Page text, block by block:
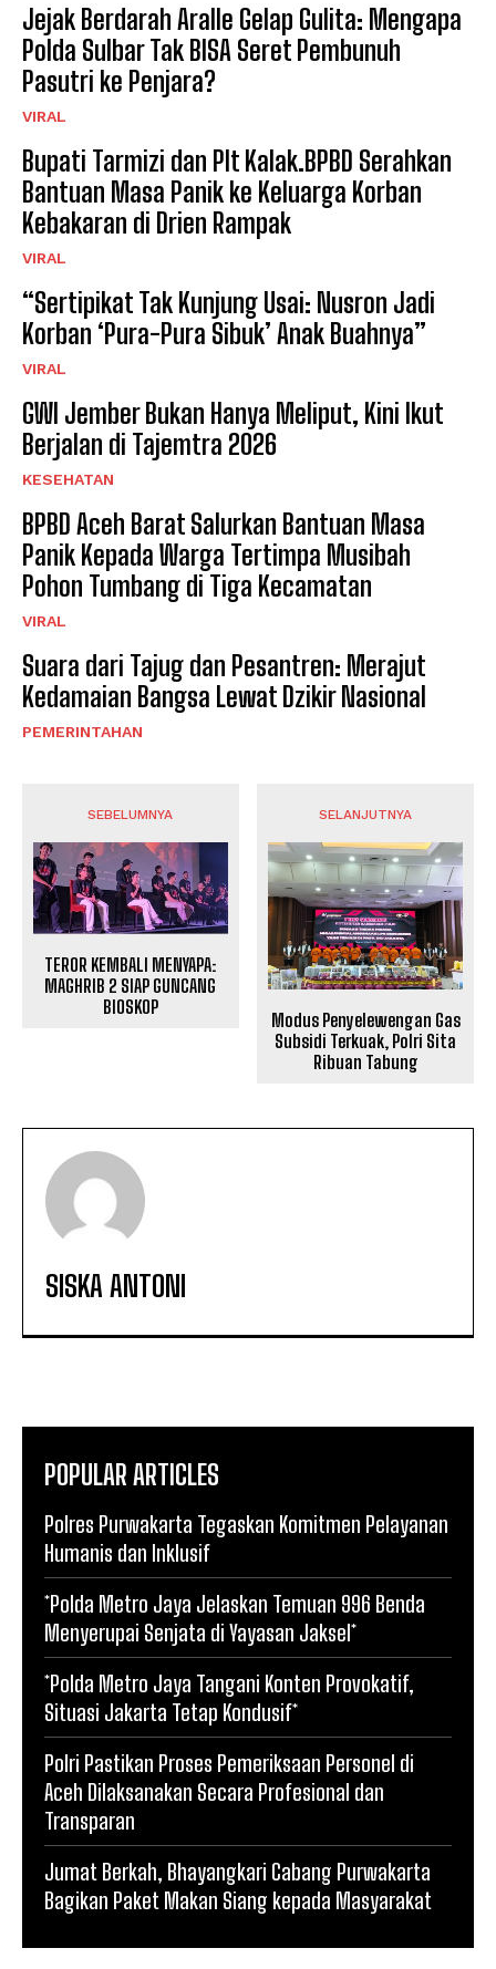
Jejak Berdarah Aralle Gelap Gulita: Mengapa
Polda Sulbar Tak BISA Seret Pembunuh
Pasutri ke Penjara?
VIRAL
Bupati Tarmizi dan Plt Kalak.BPBD Serahkan
Bantuan Masa Panik ke Keluarga Korban
Kebakaran di Drien Rampak
VIRAL
“Sertipikat Tak Kunjung Usai: Nusron Jadi
Korban ‘Pura-Pura Sibuk’ Anak Buahnya”
VIRAL
GWI Jember Bukan Hanya Meliput, Kini Ikut
Berjalan di Tajemtra 2026
KESEHATAN
BPBD Aceh Barat Salurkan Bantuan Masa
Panik Kepada Warga Tertimpa Musibah
Pohon Tumbang di Tiga Kecamatan
VIRAL
Suara dari Tajug dan Pesantren: Merajut
Kedamaian Bangsa Lewat Dzikir Nasional
PEMERINTAHAN
SEBELUMNYA
TEROR KEMBALI MENYAPA:
MAGHRIB 2 SIAP GUNCANG
BIOSKOP
SELANJUTNYA
Modus Penyelewengan Gas
Subsidi Terkuak, Polri Sita
Ribuan Tabung
SISKA ANTONI
POPULAR ARTICLES
Polres Purwakarta Tegaskan Komitmen Pelayanan
Humanis dan Inklusif
*Polda Metro Jaya Jelaskan Temuan 996 Benda
Menyerupai Senjata di Yayasan Jaksel*
*Polda Metro Jaya Tangani Konten Provokatif,
Situasi Jakarta Tetap Kondusif*
Polri Pastikan Proses Pemeriksaan Personel di
Aceh Dilaksanakan Secara Profesional dan
Transparan
Jumat Berkah, Bhayangkari Cabang Purwakarta
Bagikan Paket Makan Siang kepada Masyarakat